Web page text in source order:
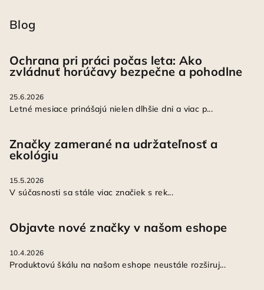
Blog
Ochrana pri práci počas leta: Ako
zvládnuť horúčavy bezpečne a pohodlne
25.6.2026
Letné mesiace prinášajú nielen dlhšie dni a viac p...
Značky zamerané na udržateľnosť a
ekológiu
15.5.2026
V súčasnosti sa stále viac značiek s rek...
Objavte nové značky v našom eshope
10.4.2026
Produktovú škálu na našom eshope neustále rozširuj...